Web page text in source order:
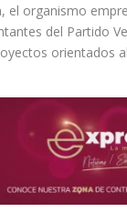
el organismo
del Partido
orientados